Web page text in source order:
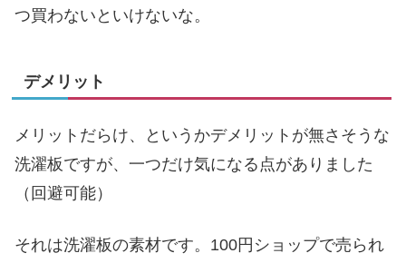
つ買わないといけないな。
デメリット
メリットだらけ、というかデメリットが無さそうな
洗濯板ですが、一つだけ気になる点がありました
（回避可能）
それは洗濯板の素材です。100円ショップで売られ